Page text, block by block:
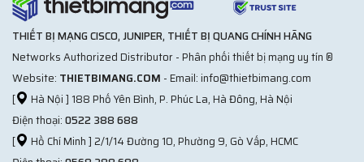
THIẾT BỊ MẠNG CISCO, JUNIPER, THIẾT BỊ QUANG CHÍNH HÃNG
Networks Authorized Distributor - Phân phối thiết bị mạng uy tín ®
Website: THIETBIMANG.COM - Email: info@thietbimang.com
[
Hà Nội ] 188 Phố Yên Bình, P. Phúc La, Hà Đông, Hà Nội
Điện thoại:0522 388 688
[
Hồ Chí Minh ] 2/1/14 Đường 10, Phường 9, Gò Vấp, HCMC